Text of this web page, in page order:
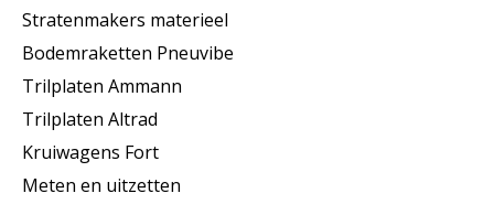
Stratenmakers materieel
Bodemraketten Pneuvibe
Trilplaten Ammann
Trilplaten Altrad
Kruiwagens Fort
Meten en uitzetten